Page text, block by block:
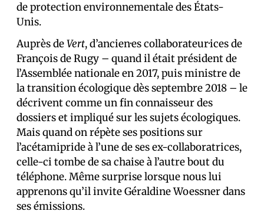
de protection environnementale des États-
Unis.
Auprès deVert, d’ancien·es collaborateur·ices de
François de Rugy – quand il était président de
l’Assemblée nationale en 2017, puis ministre de
la transition écologique dès septembre 2018 – le
décrivent comme un fin connaisseur des
dossiers et impliqué sur les sujets écologiques.
Mais quand on répète ses positions sur
l’acétamipride à l’une de ses ex-collaboratrices,
celle-ci tombe de sa chaise à l’autre bout du
téléphone. Même surprise lorsque nous lui
apprenons qu’il invite Géraldine Woessner dans
ses émissions.